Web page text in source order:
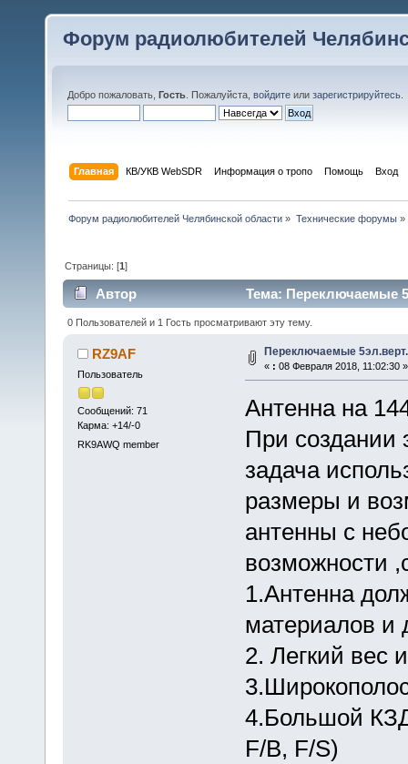
Форум радиолюбителей
Добро пожаловать, Гость . Пожалуйста, войдите или зарегистрируйтесь
Главная КВ/УКВ WebSDR Информация о тропо Помощь Вход
Форум радиолюбителей Челябинской области » Технические форумы»
Страницы: [1]
Автор Тема: Переключаемые
0 Пользователей и 1 Гость просматривают эту тему.
RZ9AF
Пользователь
Сообщений: 71
Карма: +14/-0
RK9AWQ member
Переключаемые
« : 08 Февраля 2018, 11:02:30 »
Антенна на
При создании
задача
размеры и
антенны с
возможности
1.Антенна
материалов и
2. Легкий вес
4.Большой
F/B, F/S)